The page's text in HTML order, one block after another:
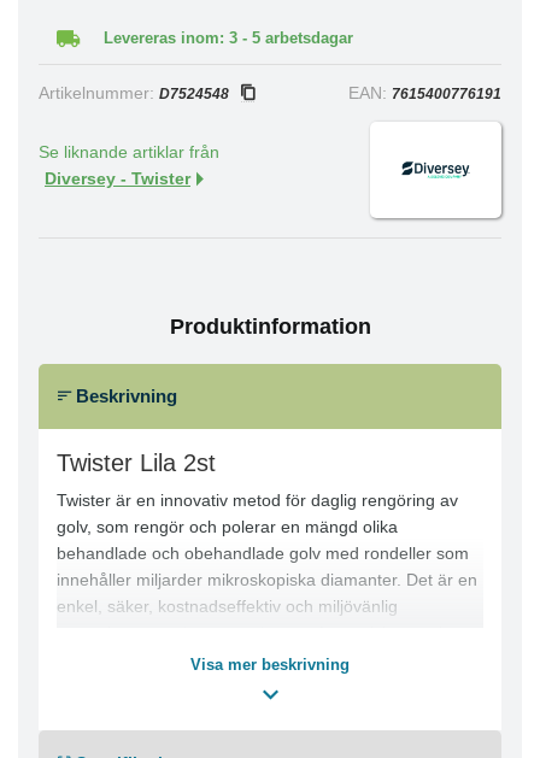
Levereras inom: 3 - 5 arbetsdagar
Artikelnummer: D7524548 EAN: 7615400776191
Se liknande artiklar från
Diversey - Twister
Produktinformation
Beskrivning
Twister Lila 2st
Twister är en innovativ metod för daglig rengöring av
golv, som rengör och polerar en mängd olika
behandlade och obehandlade golv med rondeller som
innehåller miljarder mikroskopiska diamanter. Det är en
enkel, säker, kostnadseffektiv och miljövänlig
i miljöer där mjuka polishlager används för att skydda
Visa mer beskrivning